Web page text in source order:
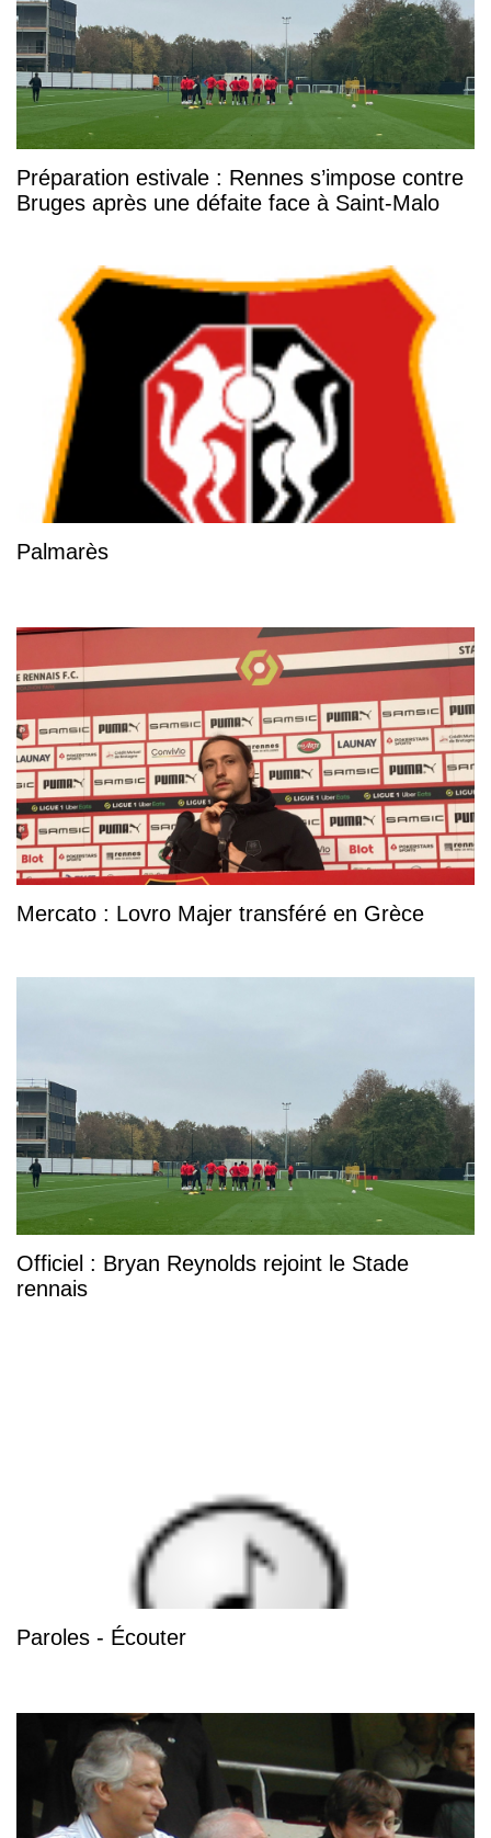
Préparation estivale : Rennes s’impose contre
Bruges après une défaite face à Saint-Malo
Palmarès
Mercato : Lovro Majer transféré en Grèce
Officiel : Bryan Reynolds rejoint le Stade
rennais
Paroles - Écouter